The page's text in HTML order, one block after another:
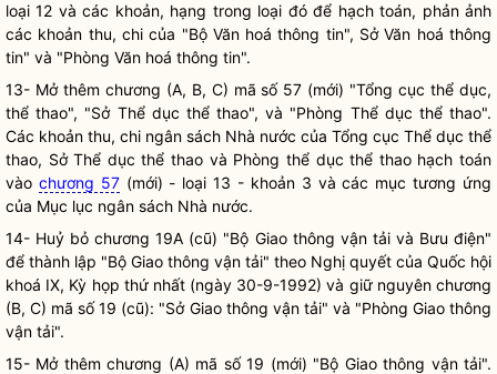
loại 12 và các khoản, hạng trong loại đó để hạch toán, phản ảnh
các khoản thu, chi của "Bộ Văn hoá thông tin", Sở Văn hoá thông
tin" và "Phòng Văn hoá thông tin".
13- Mở thêm chương (A, B, C) mã số 57 (mới) "Tổng cục thể dục,
thể thao", "Sở Thể dục thể thao", và "Phòng Thể dục thể thao".
Các khoản thu, chi ngân sách Nhà nước của Tổng cục Thể dục thể
thao, Sở Thể dục thể thao và Phòng thể dục thể thao hạch toán
vào chương 57(mới) - loại 13 - khoản 3 và các mục tương ứng
của Mục lục ngân sách Nhà nước.
14- Huỷ bỏ chương 19A (cũ) "Bộ Giao thông vận tải và Bưu điện"
để thành lập "Bộ Giao thông vận tải" theo Nghị quyết của Quốc hội
khoá IX, Kỳ họp thứ nhất (ngày 30-9-1992) và giữ nguyên chương
(B, C) mã số 19 (cũ): "Sở Giao thông vận tải" và "Phòng Giao thông
vận tải".
15- Mở thêm chương (A) mã số 19 (mới) "Bộ Giao thông vận tải".